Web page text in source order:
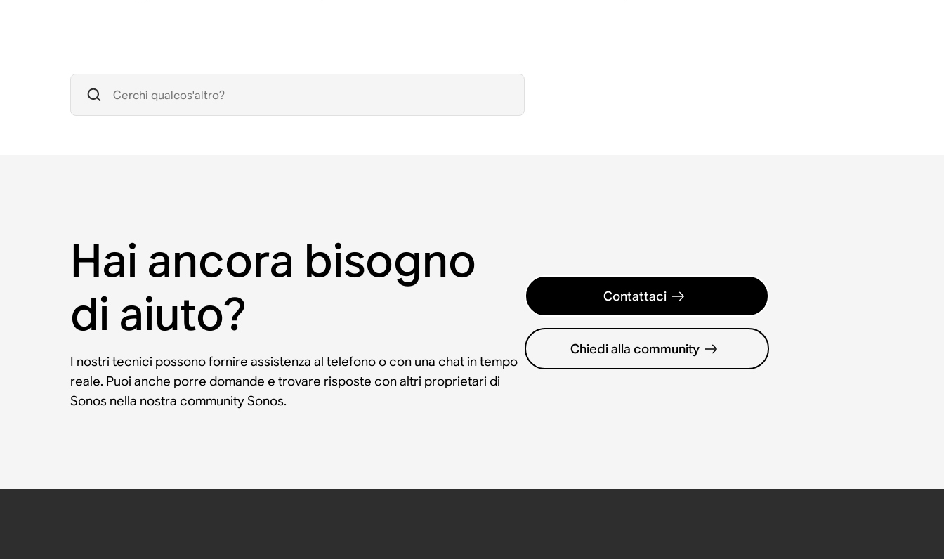
Hai ancora bisogno
di aiuto?
I nostri tecnici possono fornire assistenza al telefono o con una chat in tempo
reale. Puoi anche porre domande e trovare risposte con altri proprietari di
Sonos nella nostra community Sonos.
Contattaci
Chiedi alla community